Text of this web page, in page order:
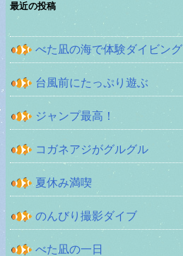
最近の投稿
べた凪の海で体験ダイビング
台風前にたっぷり遊ぶ
ジャンプ最高！
コガネアジがグルグル
夏休み満喫
のんびり撮影ダイブ
べた凪の一日